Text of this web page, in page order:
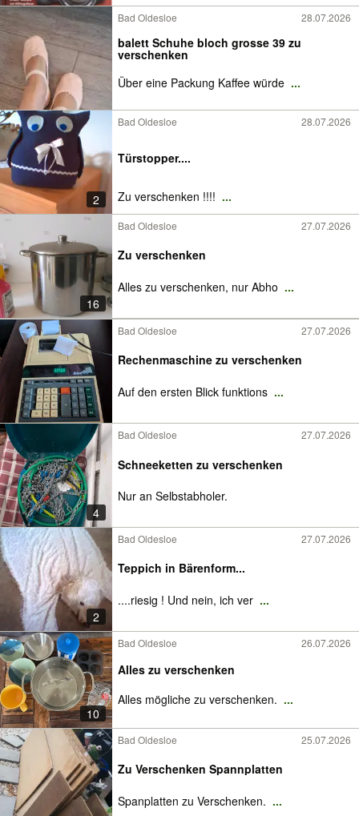
Bad Oldesloe 28.07.2026
balett Schuhe bloch grosse 39 zu
verschenken
Über eine Packung Kaffee würde ...
2
Bad Oldesloe 28.07.2026
Türstopper....
Zu verschenken !!!! ...
16
Bad Oldesloe 27.07.2026
Zu verschenken
Alles zu verschenken, nur Abho ...
Bad Oldesloe 27.07.2026
Rechenmaschine zu verschenken
Auf den ersten Blick funktions ...
4
Bad Oldesloe 27.07.2026
Schneeketten zu verschenken
Nur an Selbstabholer.
2
Bad Oldesloe 27.07.2026
Teppich in Bärenform...
....riesig ! Und nein, ich ver ...
10
Bad Oldesloe 26.07.2026
Alles zu verschenken
Alles mögliche zu verschenken. ...
Bad Oldesloe 25.07.2026
Zu Verschenken Spannplatten
Spanplatten zu Verschenken. ...